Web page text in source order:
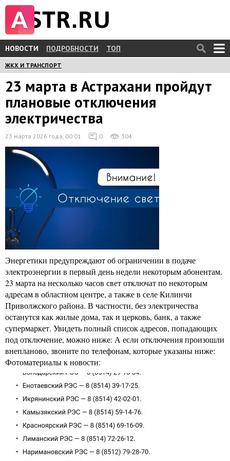
НОВОСТИ ПОДРОБНОСТИ ТОП
ЖКХ И ТРАНСПОРТ
23 марта в Астрахани пройдут
плановые отключения
электричества
23 марта 2026 года, 00:01 0 304
Энергетики предупреждают об ограничении в подаче
электроэнергии в первый день недели некоторым абонентам.
23 марта на несколько часов свет отключат по некоторым
адресам в областном центре, а также в селе Килинчи
Приволжского района. В частности, без электричества
останутся как жилые дома, так и церковь, банк, а также
супермаркет. Увидеть полный список адресов, попадающих
под отключение, можно ниже: А если отключения произошли
внепланово, звоните по телефонам, которые указаны ниже:
Фотоматериалы к новости: